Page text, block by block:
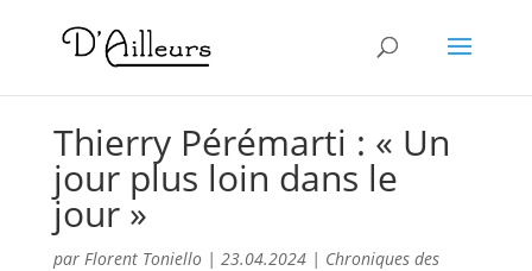
Thierry Pérémarti : « Un
jour plus loin dans le
jour »
par Florent Toniello| 23.04.2024| Chroniques des